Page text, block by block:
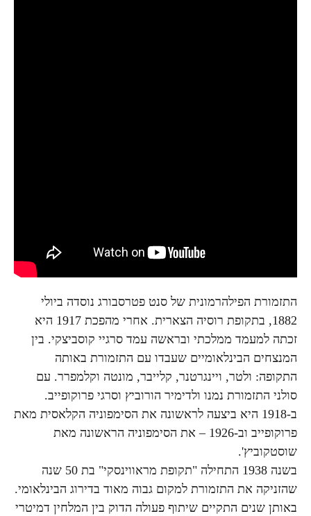
התזמורת הפילהרמונית של סנט פטרסבורג נוסדה ביולי
1882, בתקופת רוסיה הצארית. אחרי מהפכת 1917 היא
זכתה למעמד ממלכתי ובראשה עמד סרגיי קוסביצקי. בין
המנצחים הבינלאומיים שעבדו עם התזמורת באותה
התקופה: ולטר, ויינגרטנר, קלייבר, מונטה וקלמפרר. עם
סולני התזמורת נמנו ולדימיר הורוביץ וסרגי פרוקופייב.
ב-1918 היא ביצעה לראשונה את הסימפוניה הקלאסית מאת
פרוקופייב וב-1926 – את הסימפוניה הראשונה מאת
שוסטקוביץ'.
בשנה 1938 התחילה "תקופת מראווינסקי" בת 50 שנה
שהזניקה את התזמורת למקום גבוה מאוד בדירוג הבינלאומי.
באותן שנים התקיים שיתוף פעולה הדוק בין המלחין דמיטרי